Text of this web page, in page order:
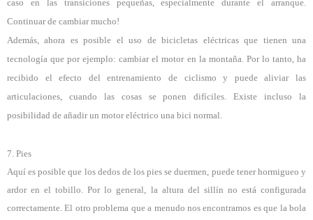
caso en las transiciones pequeñas, especialmente durante el arranque.
Continuar de cambiar mucho!
Además, ahora es posible el uso de bicicletas eléctricas que tienen una
tecnología que por ejemplo: cambiar el motor en la montaña. Por lo tanto, ha
recibido el efecto del entrenamiento de ciclismo y puede aliviar las
articulaciones, cuando las cosas se ponen difíciles. Existe incluso la
posibilidad de añadir un motor eléctrico una bici normal.
7. Pies
Aquí es posible que los dedos de los pies se duermen, puede tener hormigueo y
ardor en el tobillo. Por lo general, la altura del sillín no está configurada
correctamente. El otro problema que a menudo nos encontramos es que la bola